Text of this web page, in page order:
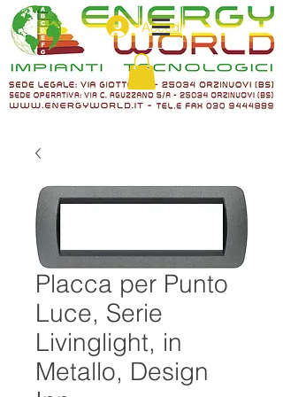
Accedi
Placca per Punto
Luce, Serie
Livinglight, in
Metallo, Design